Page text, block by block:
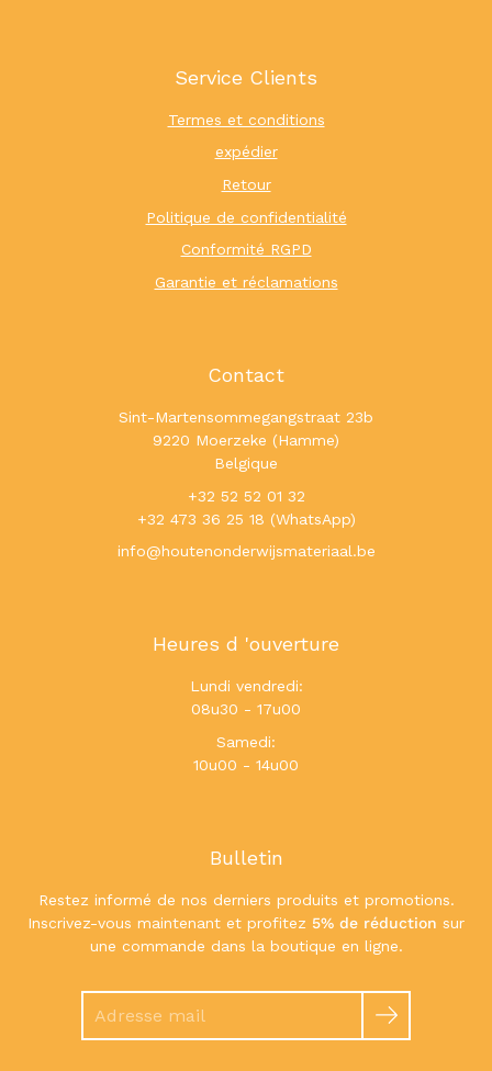
Service Clients
Termes et conditions
expédier
Retour
Politique de confidentialité
Conformité RGPD
Garantie et réclamations
Contact
Sint-Martensommegangstraat 23b
9220 Moerzeke (Hamme)
Belgique
+32 52 52 01 32
+32 473 36 25 18 (WhatsApp)
info@houtenonderwijsmateriaal.be
Heures d 'ouverture
Lundi vendredi:
08u30 - 17u00
Samedi:
10u00 - 14u00
Bulletin
Restez informé de nos derniers produits et promotions.
Inscrivez-vous maintenant et profitez 5% de réduction sur
une commande dans la boutique en ligne.